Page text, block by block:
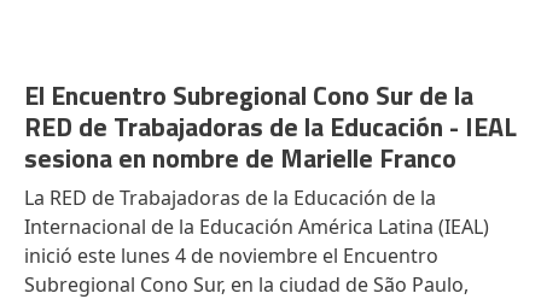
El Encuentro Subregional Cono Sur de la
RED de Trabajadoras de la Educación - IEAL
sesiona en nombre de Marielle Franco
La RED de Trabajadoras de la Educación de la
Internacional de la Educación América Latina (IEAL)
inició este lunes 4 de noviembre el Encuentro
Subregional Cono Sur, en la ciudad de São Paulo,